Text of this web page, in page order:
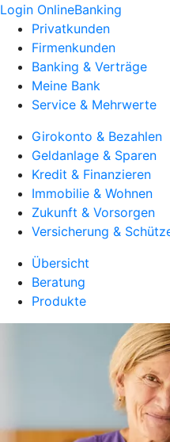
Login OnlineBanking
Privatkunden
Firmenkunden
Banking & Verträge
Meine Bank
Service & Mehrwerte
Girokonto & Bezahlen
Geldanlage & Sparen
Kredit & Finanzieren
Immobilie & Wohnen
Zukunft & Vorsorgen
Versicherung &
Übersicht
Beratung
Produkte